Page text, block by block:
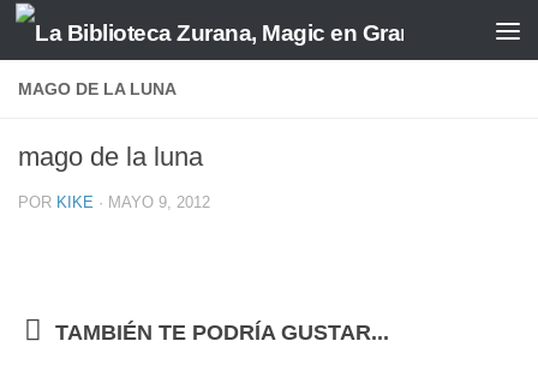
Saltar al contenido
MAGO DE LA LUNA
mago de la luna
POR KIKE · MAYO 9, 2012
TAMBIÉN TE PODRÍA GUSTAR...